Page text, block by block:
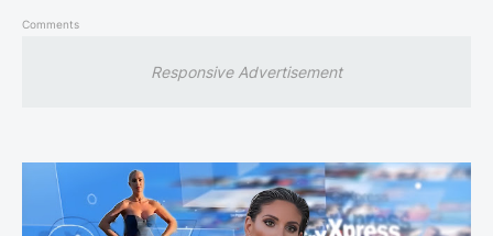
Comments
Responsive Advertisement